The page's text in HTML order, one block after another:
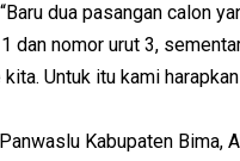
dua pasangan calon
dan nomor urut 3,
Untuk itu kami
Kabupaten Bima,